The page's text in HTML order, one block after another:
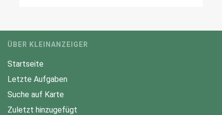
ÜBER KLEINANZEIGER
Startseite
Letzte Aufgaben
Suche auf Karte
Zuletzt hinzugefügt